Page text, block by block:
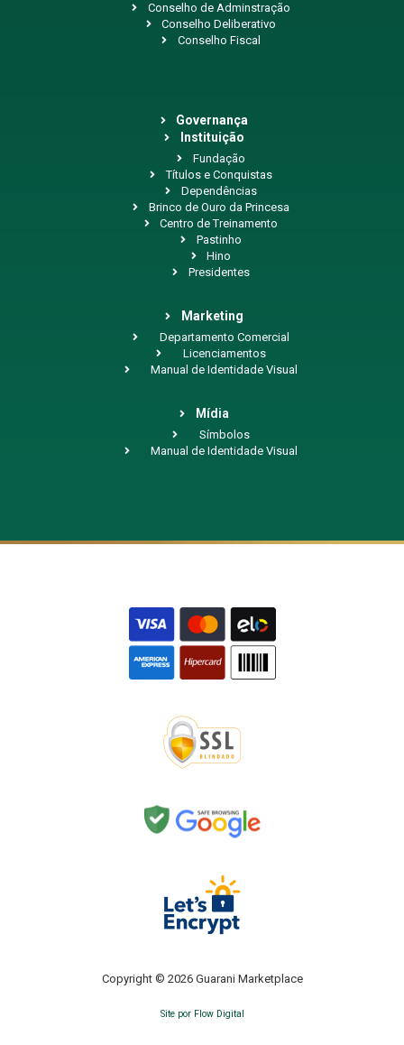
Conselho de Adminstração
Conselho Deliberativo
Conselho Fiscal
Governança
Instituição
Fundação
Títulos e Conquistas
Dependências
Brinco de Ouro da Princesa
Centro de Treinamento
Pastinho
Hino
Presidentes
Marketing
Departamento Comercial
Licenciamentos
Manual de Identidade Visual
Mídia
Símbolos
Manual de Identidade Visual
Copyright © 2026 Guarani Marketplace
Site por Flow Digital